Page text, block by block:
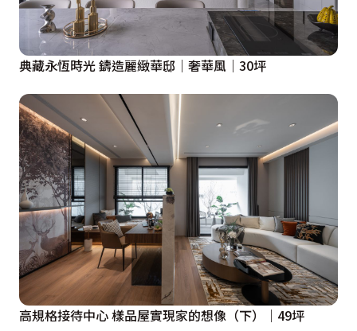
典藏永恆時光 鑄造麗緻華邸｜奢華風｜30坪
高規格接待中心 樣品屋實現家的想像（下）｜49坪